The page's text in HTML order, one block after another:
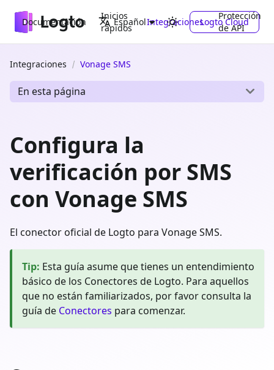
Documentación
Inicios
rápidos
Integraciones
Protección
de API
Español Logto Cloud
Integraciones Vonage SMS
En esta página
Configura la
verificación por SMS
con Vonage SMS
El conector oficial de Logto para Vonage SMS.
Tip: Esta guía asume que tienes un entendimiento
básico de los Conectores de Logto. Para aquellos
que no están familiarizados, por favor consulta la
guía de Conectores para comenzar.